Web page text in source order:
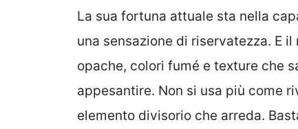
La sua fortuna attuale sta nella
una sensazione di riservatezza. E
opache, colori fumé e texture che
appesantire. Non si usa più come
elemento divisorio che arreda.